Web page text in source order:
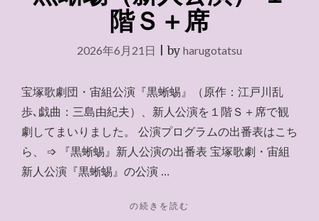
～
2026.7.19"
階Ｓ＋席
2026年6月21日 |by harugotatsu
宝塚歌劇団・宙組公演『黒蜥蜴』（原作：江戸川乱
歩､戯曲：三島由紀夫）、新人公演を１階Ｓ＋席で観
劇してまいりました。 公演プログラムの出番表はこち
ら、 ➩ 『黒蜥蜴』新人公演の出番表 宝塚歌劇・宙組
新人公演『黒蜥蜴』の公演 …
"黒
の続きを読む